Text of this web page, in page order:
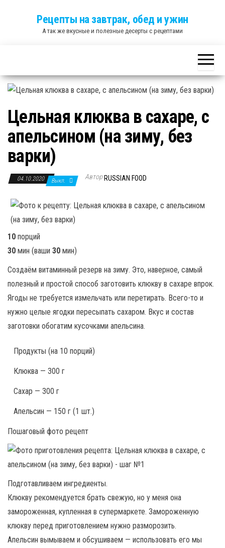
Рецепты на завтрак, обед и ужин
А так же вкусные и полезные десерты с рецептами
Цельная клюква в сахаре, с
апельсином (на зиму, без
варки)
04.10.2020 Выкл. Автор RUSSIAN FOOD
10 порций
30 мин (ваши 30 мин)
Создаём витаминный резерв на зиму. Это, наверное, самый
полезный и простой способ заготовить клюкву в сахаре впрок.
Ягоды не требуется измельчать или перетирать. Всего-то и
нужно целые ягодки пересыпать сахаром. Вкус и состав
заготовки обогатим кусочками апельсина.
Продукты (на 10 порций)
Клюква — 300 г
Сахар — 300 г
Апельсин — 150 г (1 шт.)
Пошаговый фото рецепт
Подготавливаем ингредиенты.
Клюкву рекомендуется брать свежую, но у меня она
замороженная, купленная в супермаркете. Замороженную
клюкву перед приготовлением нужно разморозить.
Апельсин вымываем и обсушиваем — использовать его мы